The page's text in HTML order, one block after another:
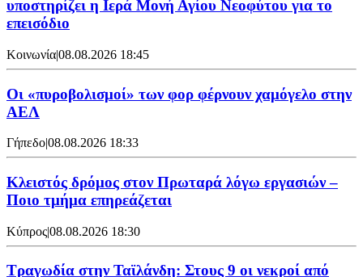
υποστηρίζει η Ιερά Μονή Αγίου Νεοφύτου για το
επεισόδιο
Κοινωνία|08.08.2026 18:45
Οι «πυροβολισμοί» των φορ φέρνουν χαμόγελο στην
ΑΕΛ
Γήπεδο|08.08.2026 18:33
Κλειστός δρόμος στον Πρωταρά λόγω εργασιών –
Ποιο τμήμα επηρεάζεται
Κύπρος|08.08.2026 18:30
Τραγωδία στην Ταϊλάνδη: Στους 9 οι νεκροί από